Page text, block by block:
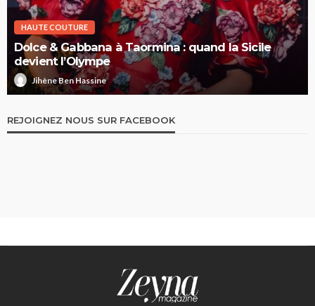
HAUTE COUTURE
Dolce & Gabbana à Taormina : quand la Sicile
devient l’Olympe
Jihène Ben Hassine
REJOIGNEZ NOUS SUR FACEBOOK